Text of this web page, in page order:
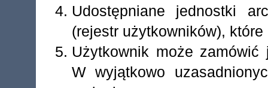
Udostępniane jednostki
(rejestr użytkowników), które
Użytkownik może
W wyjątkowo